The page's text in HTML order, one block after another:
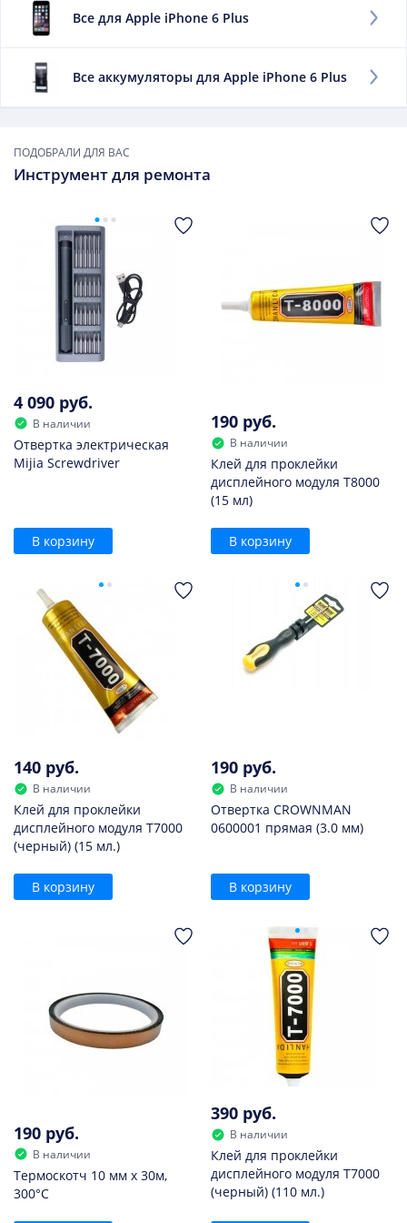
телефон без подзарядки.
он быстро разряжается;
сильно нагревается при зарядке;
В дальнейшем использовать такой элемент не
рекомендуется.
Все для Apple iPhone 6 Plus
Все аккумуляторы для Apple iPhone 6 Plus
ПОДОБРАЛИ ДЛЯ ВАС
Инструмент для ремонта
4 090 руб.
В наличии
Отвертка электрическая
Mijia Screwdriver
В корзину
190 руб.
В наличии
Клей для проклейки
дисплейного модуля T8000
(15 мл)
В корзину
140 руб.
В наличии
Клей для проклейки
дисплейного модуля T7000
(черный) (15 мл.)
В корзину
190 руб.
В наличии
Отвертка CROWNMAN
0600001 прямая (3.0 мм)
В корзину
190 руб.
В наличии
Термоскотч 10 мм х 30м,
300°С
390 руб.
В наличии
Клей для проклейки
дисплейного модуля T7000
(черный) (110 мл.)